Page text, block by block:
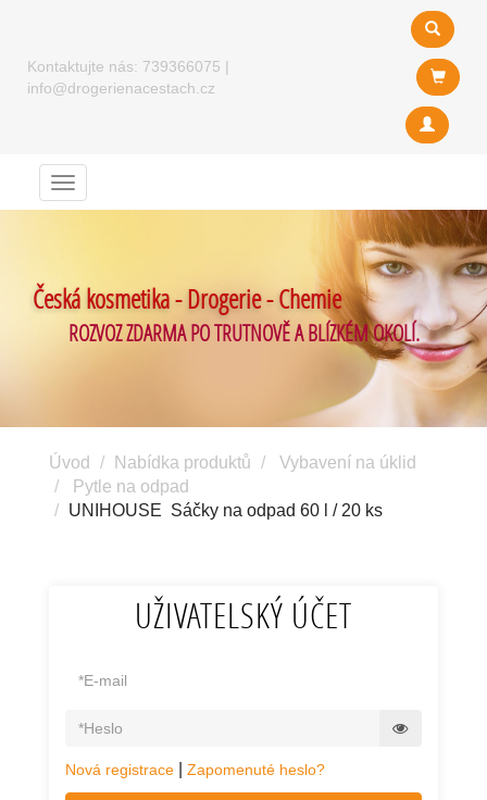
Kontaktujte nás: 739366075 |
info@drogerienacestach.cz
Menu
Česká kosmetika - Drogerie - Chemie
ROZVOZ ZDARMA PO TRUTNOVĚ A BLÍZKÉM OKOLÍ.
Úvod Nabídka produktů
Vybavení na úklid
Pytle na odpad
UNIHOUSE Sáčky na odpad 60 l / 20 ks
UŽIVATELSKÝ ÚČET
Nová registrace Zapomenuté heslo?